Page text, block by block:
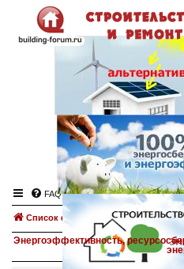
FAQ
Список форумов
Энергоэффективность,